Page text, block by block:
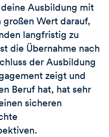
Ausbildung mit
Wert darauf,
langfristig zu
die Übernahme nach
der Ausbildung
zeigt und
Beruf hat, hat sehr
sicheren